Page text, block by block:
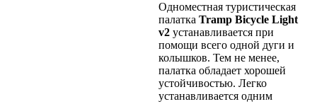
Одноместная туристическая
палатка Tramp Bicycle Light
v2 устанавливается при
помощи всего одной дуги и
колышков. Тем не менее,
палатка обладает хорошей
устойчивостью. Легко
устанавливается одним